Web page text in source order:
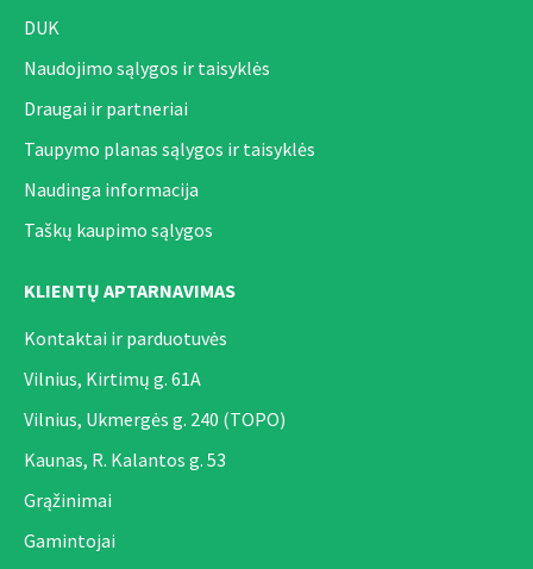
DUK
Naudojimo sąlygos ir taisyklės
Draugai ir partneriai
Taupymo planas sąlygos ir taisyklės
Naudinga informacija
Taškų kaupimo sąlygos
KLIENTŲ APTARNAVIMAS
Kontaktai ir parduotuvės
Vilnius, Kirtimų g. 61A
Vilnius, Ukmergės g. 240 (TOPO)
Kaunas, R. Kalantos g. 53
Grąžinimai
Gamintojai